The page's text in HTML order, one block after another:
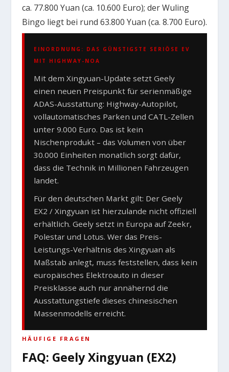
ca. 77.800 Yuan (ca. 10.600 Euro); der Wuling
Bingo liegt bei rund 63.800 Yuan (ca. 8.700 Euro).
EINORDNUNG: DAS GÜNSTIGSTE SERIÖSE EV
MIT HIGHWAY-NOA
Mit dem Xingyuan-Update setzt Geely
einen neuen Preispunkt für serienmäßige
ADAS-Ausstattung: Highway-Autopilot,
vollautomatisches Parken und CATL-Zellen
unter 9.000 Euro. Das ist kein
Nischenprodukt – das Volumen von über
30.000 Einheiten monatlich sorgt dafür,
dass die Technik in Millionen Fahrzeugen
landet.
Für den deutschen Markt gilt: Der Geely
EX2 / Xingyuan ist hierzulande nicht offiziell
erhältlich. Geely setzt in Europa auf Zeekr,
Polestar und Lotus. Wer das Preis-
Leistungs-Verhältnis des Xingyuan als
Maßstab anlegt, muss feststellen, dass kein
europäisches Elektroauto in dieser
Preisklasse auch nur annähernd die
Ausstattungstiefe dieses chinesischen
Massenmodells erreicht.
HÄUFIGE FRAGEN
FAQ: Geely Xingyuan (EX2)